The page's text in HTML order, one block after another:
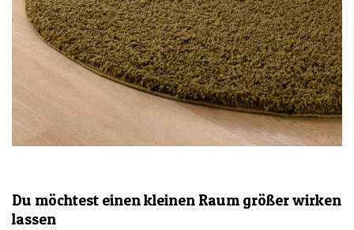
Du möchtest einen kleinen Raum größer wirken
lassen